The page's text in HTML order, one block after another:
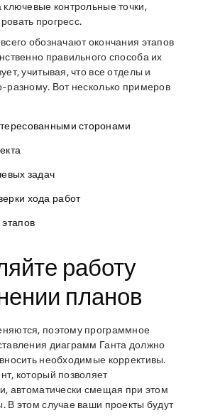
ключевые контрольные точки,
прогресс.
обозначают окончания этапов
правильного способа их
учитывая, что все отделы и
разному. Вот несколько примеров
сторонами
задач
хода работ
работу
планов
поэтому программное
диаграмм Ганта должно
необходимые коррективы.
который позволяет
автоматически смещая при этом
В этом случае ваши проекты будут